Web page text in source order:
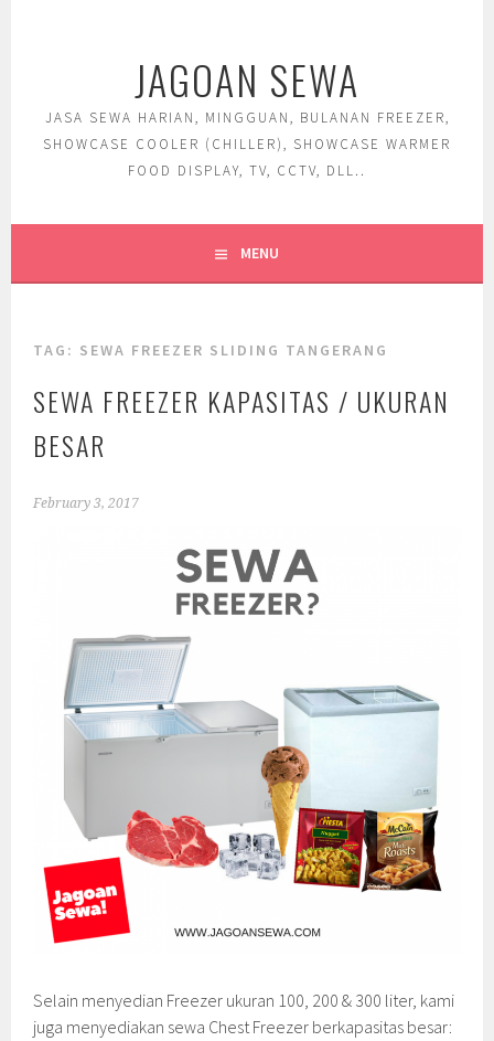
JAGOAN SEWA
JASA SEWA HARIAN, MINGGUAN, BULANAN FREEZER,
SHOWCASE COOLER (CHILLER), SHOWCASE WARMER
FOOD DISPLAY, TV, CCTV, DLL..
MENU
TAG: SEWA FREEZER SLIDING TANGERANG
SEWA FREEZER KAPASITAS / UKURAN
BESAR
February 3, 2017
Selain menyedian Freezer ukuran 100, 200 & 300 liter, kami
juga menyediakan sewa Chest Freezer berkapasitas besar: